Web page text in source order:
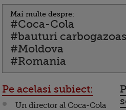
Mai multe despre:
#Coca-Cola
#bauturi
#Moldova
#Romania
Pe acelasi subiect:
Un director al Coca-Cola